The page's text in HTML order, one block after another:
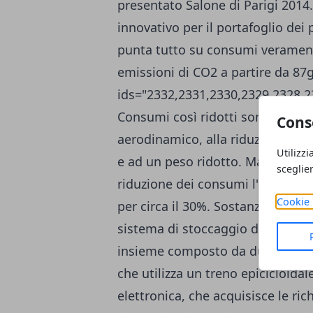
Cookie
presentato Salone di Parigi
innovativo per il portafoglio dei
punta tutto su consumi
emissioni di CO2 a partire da
Consumi così ridotti sono
aerodinamico, alla riduzione
e ad un peso ridotto. Ma
riduzione dei consumi
per circa il 30%.
sistema di stoccaggio
insieme composto da due
che utilizza un treno
elettronica, che acquisisce le